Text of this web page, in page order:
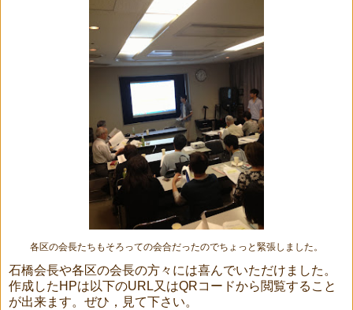
各区の会長たちもそろっての会合だったのでちょっと緊張しました。
石橋会長や各区の会長の方々には喜んでいただけました。
作成したHPは以下のURL又はQRコードから閲覧すること
が出来ます。ぜひ，見て下さい。